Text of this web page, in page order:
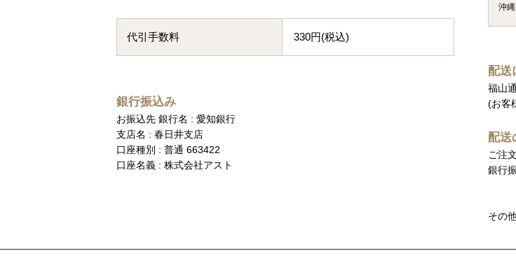
代引手数料 330円(税込)
銀行振込み
お振込先 銀行名 : 愛知銀行
支店名 : 春日井支店
口座種別 : 普通 663422
口座名義 : 株式会社アスト
沖縄
配送
福山
(お客
配送
ご注
銀行
その